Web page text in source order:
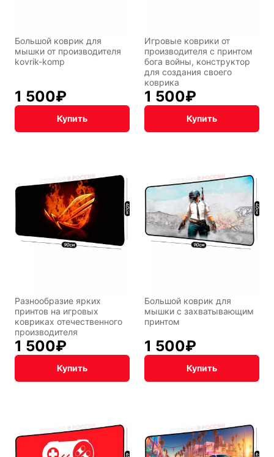
Большой коврик для
мышки от производителя
kovrik-komp
1 500₽
Купить
Игровые коврики от
производителя с принтом
бога войны, конструктор
для создания своего
коврика
1 500₽
Купить
Разнообразие ярких
принтов на игровых
ковриках отечественного
производителя
1 500₽
Купить
Большой коврик для
мышки c захватывающим
принтом
1 500₽
Купить
Символы
года
Hot Wheels
Горячие
Профессии
Мария
Карташева
В виде
ковра